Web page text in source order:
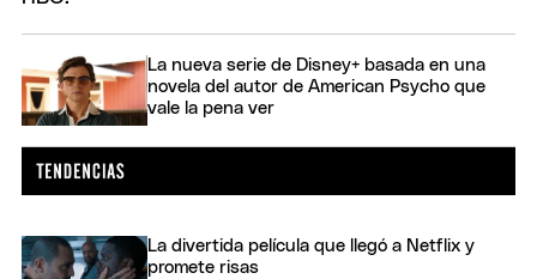
La nueva serie de Disney+ basada en una
novela del autor de American Psycho que
vale la pena ver
La divertida película que llegó a Netflix y
promete risas